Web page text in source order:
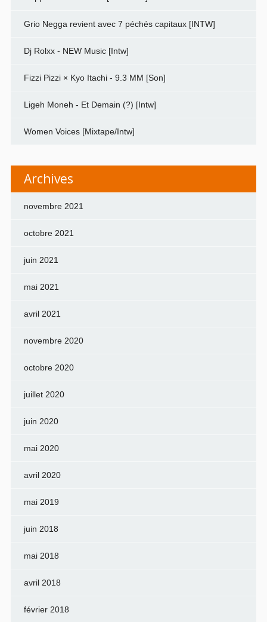
Grio Negga revient avec 7 péchés capitaux [INTW]
Dj Rolxx - NEW Music [Intw]
Fizzi Pizzi × Kyo Itachi - 9.3 MM [Son]
Ligeh Moneh - Et Demain (?) [Intw]
Women Voices [Mixtape/Intw]
Archives
novembre 2021
octobre 2021
juin 2021
mai 2021
avril 2021
novembre 2020
octobre 2020
juillet 2020
juin 2020
mai 2020
avril 2020
mai 2019
juin 2018
mai 2018
avril 2018
février 2018